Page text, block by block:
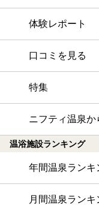
体験レポート
口コミを見る
特集
ニフティ温泉
温浴施設ランキング
年間温泉ランキ
月間温泉ランキ